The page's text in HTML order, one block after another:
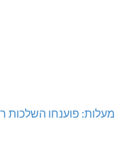
מעלות: פוענחו השלכות